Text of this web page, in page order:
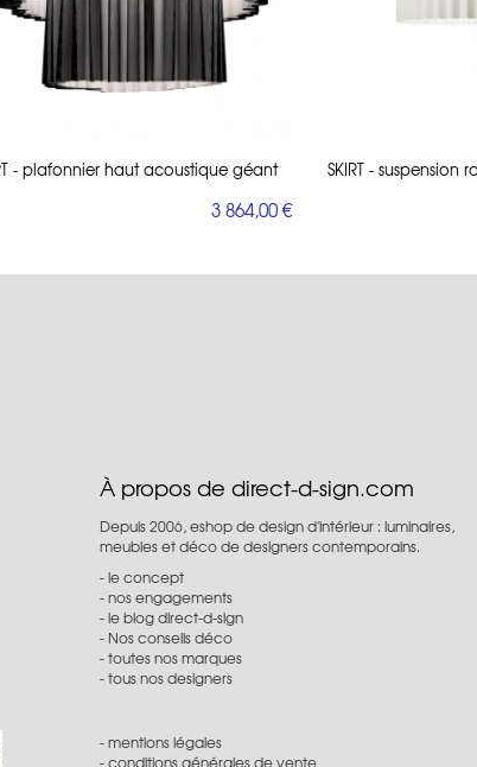
- plafonnier haut acoustique géant
3 864,00 €
SKIRT - suspension
À propos de direct-d-sign.com
Depuis 2006, eshop de design d'intérieur : luminaires,
meubles et déco de designers contemporains.
le concept
nos engagements
le blog direct-d-sign
Nos conseils déco
toutes nos marques
tous nos designers
mentions légales
conditions générales de vente